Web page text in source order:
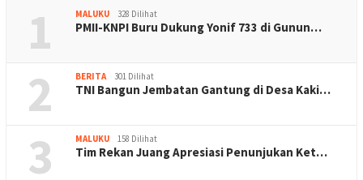
1 MALUKU 328 Dilihat
PMII-KNPI Buru Dukung Yonif 733 di Gunun…
2 BERITA 301 Dilihat
TNI Bangun Jembatan Gantung di Desa Kaki…
3 MALUKU 158 Dilihat
Tim Rekan Juang Apresiasi Penunjukan Ket…